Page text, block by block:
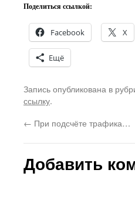
Поделиться ссылкой:
Facebook X
Ещё
Запись опубликована в
ссылку.
← При подсчёте трафика…
Добавить